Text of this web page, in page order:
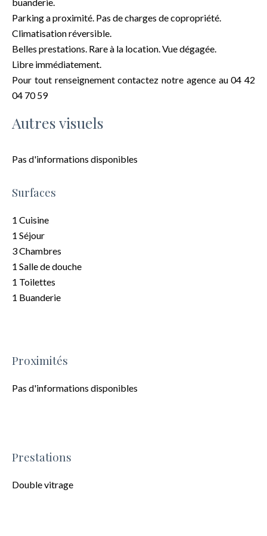
Parking a proximité. Pas de charges de copropriété.
Climatisation réversible.
Belles prestations. Rare à la location. Vue dégagée.
Libre immédiatement.
Pour tout renseignement contactez notre agence au 04 42
04 70 59
Autres visuels
Pas d'informations disponibles
Surfaces
1 Cuisine
1 Séjour
3 Chambres
1 Salle de douche
1 Toilettes
1 Buanderie
Proximités
Pas d'informations disponibles
Prestations
Double vitrage